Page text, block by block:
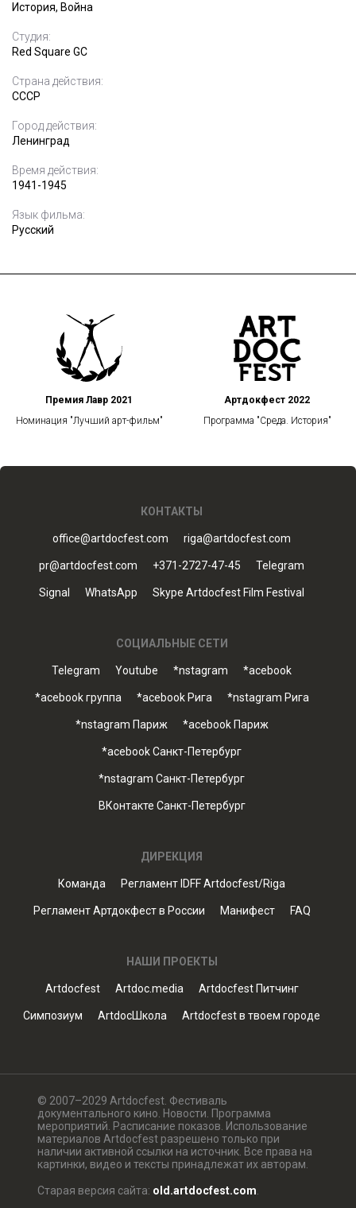
История, Война
Студия:
Red Square GC
Страна действия:
СССР
Город действия:
Ленинград
Время действия:
1941-1945
Язык фильма:
Русский
Премия Лавр 2021
Номинация "Лучший арт-фильм"
Артдокфест 2022
Программа "Среда. История"
КОНТАКТЫ
office@artdocfest.com riga@artdocfest.com
pr@artdocfest.com +371-2727-47-45 Telegram
Signal WhatsApp Skype Artdocfest Film Festival
СОЦИАЛЬНЫЕ СЕТИ
Telegram Youtube *nstagram *acebook
*acebook группа *acebook Рига *nstagram Рига
*nstagram Париж *acebook Париж
*acebook Санкт-Петербург
*nstagram Санкт-Петербург
ВКонтакте Санкт-Петербург
ДИРЕКЦИЯ
Команда Регламент IDFF Artdocfest/Riga
Регламент Артдокфест в России Манифест FAQ
НАШИ ПРОЕКТЫ
Artdocfest Artdoc.media Artdocfest Питчинг
Симпозиум ArtdocШкола Artdocfest в твоем городе
© 2007–2029 Artdocfest. Фестиваль
документального кино. Новости. Программа
мероприятий. Расписание показов. Использование
материалов Artdocfest разрешено только при
наличии активной ссылки на источник. Все права на
картинки, видео и тексты принадлежат их авторам.
Старая версия сайта: old.artdocfest.com